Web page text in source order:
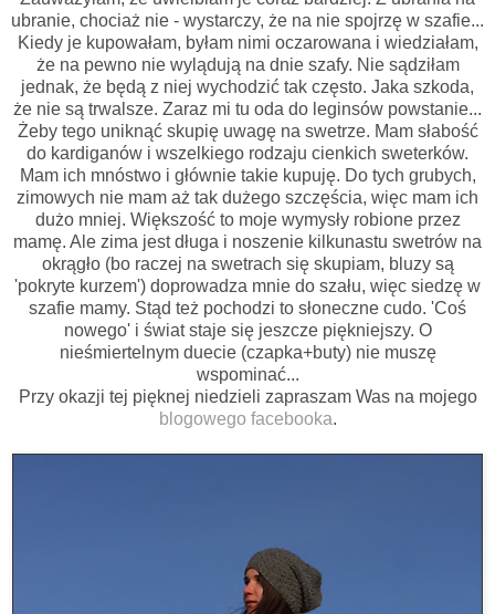
ubranie, chociaż nie - wystarczy, że na nie spojrzę w szafie...
Kiedy je kupowałam, byłam nimi oczarowana i wiedziałam,
że na pewno nie wylądują na dnie szafy. Nie sądziłam
jednak, że będą z niej wychodzić tak często. Jaka szkoda,
że nie są trwalsze. Zaraz mi tu oda do leginsów powstanie...
Żeby tego uniknąć skupię uwagę na swetrze. Mam słabość
do kardiganów i wszelkiego rodzaju cienkich sweterków.
Mam ich mnóstwo i głównie takie kupuję. Do tych grubych,
zimowych nie mam aż tak dużego szczęścia, więc mam ich
dużo mniej. Większość to moje wymysły robione przez
mamę. Ale zima jest długa i noszenie kilkunastu swetrów na
okrągło (bo raczej na swetrach się skupiam, bluzy są
'pokryte kurzem') doprowadza mnie do szału, więc siedzę w
szafie mamy. Stąd też pochodzi to słoneczne cudo. 'Coś
nowego' i świat staje się jeszcze piękniejszy. O
nieśmiertelnym duecie (czapka+buty) nie muszę
wspominać...
Przy okazji tej pięknej niedzieli zapraszam Was na mojego
blogowego facebooka.